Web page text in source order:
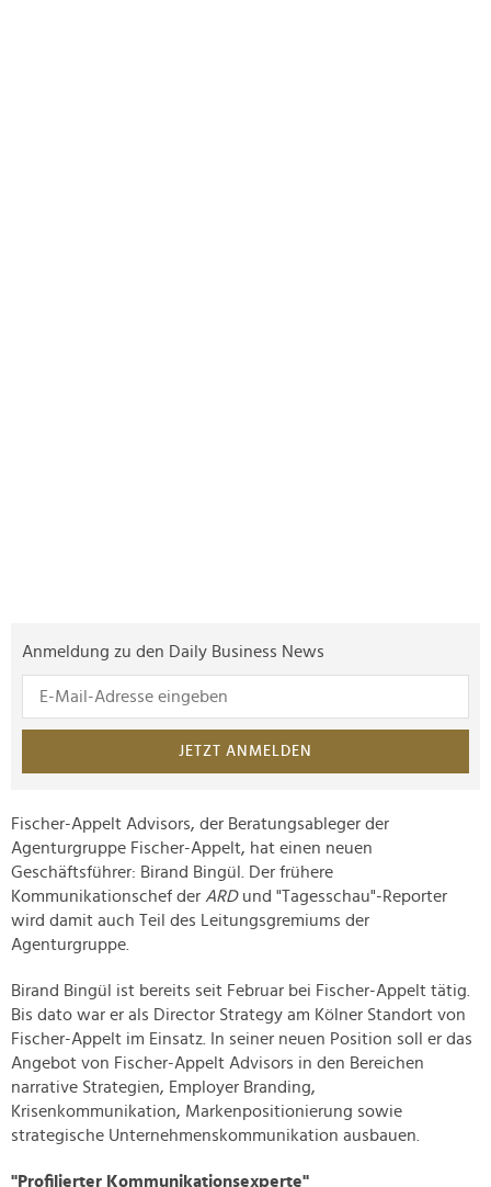
Anmeldung zu den Daily Business News
JETZT ANMELDEN
Fischer-Appelt Advisors, der Beratungsableger der
Agenturgruppe Fischer-Appelt, hat einen neuen
Geschäftsführer: Birand Bingül. Der frühere
Kommunikationschef der ARDund "Tagesschau"-Reporter
wird damit auch Teil des Leitungsgremiums der
Agenturgruppe.
Birand Bingül ist bereits seit Februar bei Fischer-Appelt tätig.
Bis dato war er als Director Strategy am Kölner Standort von
Fischer-Appelt im Einsatz. In seiner neuen Position soll er das
Angebot von Fischer-Appelt Advisors in den Bereichen
narrative Strategien, Employer Branding,
Krisenkommunikation, Markenpositionierung sowie
strategische Unternehmenskommunikation ausbauen.
"Profilierter Kommunikationsexperte"